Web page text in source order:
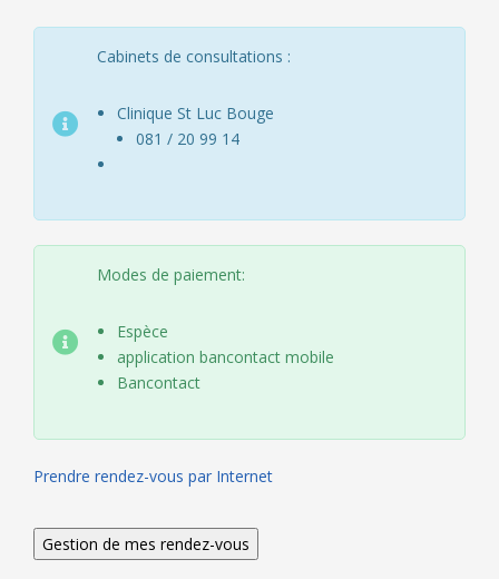
Cabinets de consultations :
Clinique St Luc Bouge
081 / 20 99 14
Modes de paiement:
Espèce
application bancontact mobile
Bancontact
Prendre rendez-vous par Internet